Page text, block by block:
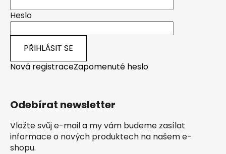
Heslo
PŘIHLÁSIT SE
Nová registraceZapomenuté heslo
Odebírat newsletter
Vložte svůj e-mail a my vám budeme zasílat
informace o nových produktech na našem e-
shopu.